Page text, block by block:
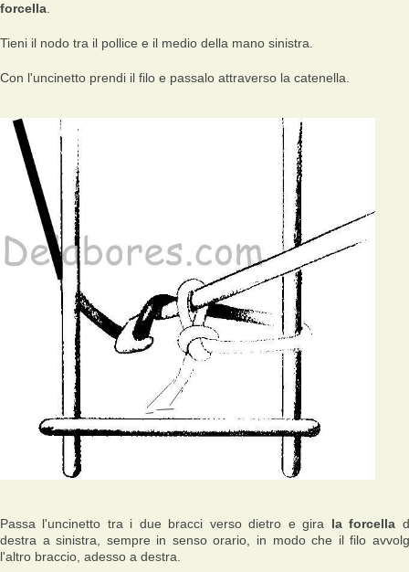
forcella
Tieni il nodo tra il pollice e il medio della mano sinistra.
Con l'uncinetto prendi il filo e passalo attraverso la catenella.
Passa l'uncinetto tra i due bracci verso dietro e gira la forcella
destra a sinistra, sempre in senso orario, in modo che il filo
l'altro braccio, adesso a destra.